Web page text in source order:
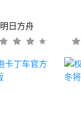
明日方舟